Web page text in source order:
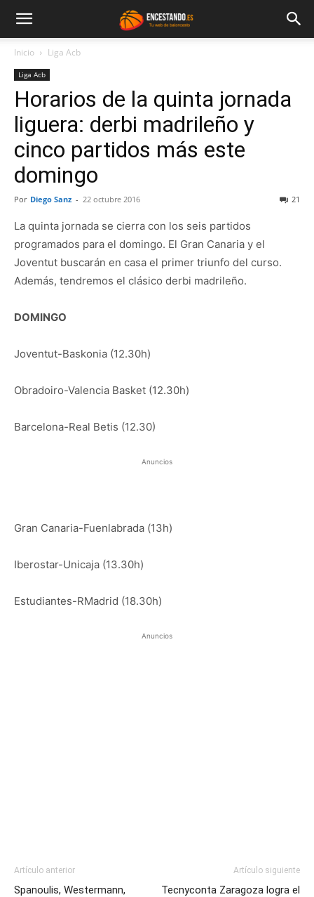
Inicio Liga Acb
Liga Acb
Horarios de la quinta jornada
liguera: derbi madrileño y
cinco partidos más este
domingo
Por Diego Sanz - 22 octubre 2016 21
La quinta jornada se cierra con los seis partidos
programados para el domingo. El Gran Canaria y el
Joventut buscarán en casa el primer triunfo del curso.
Además, tendremos el clásico derbi madrileño.
DOMINGO
Joventut-Baskonia (12.30h)
Obradoiro-Valencia Basket (12.30h)
Barcelona-Real Betis (12.30)
Anuncios
Gran Canaria-Fuenlabrada (13h)
Iberostar-Unicaja (13.30h)
Estudiantes-RMadrid (18.30h)
Anuncios
Artículo anterior
Spanoulis, Westermann,
Artículo siguiente
Tecnyconta Zaragoza logra el